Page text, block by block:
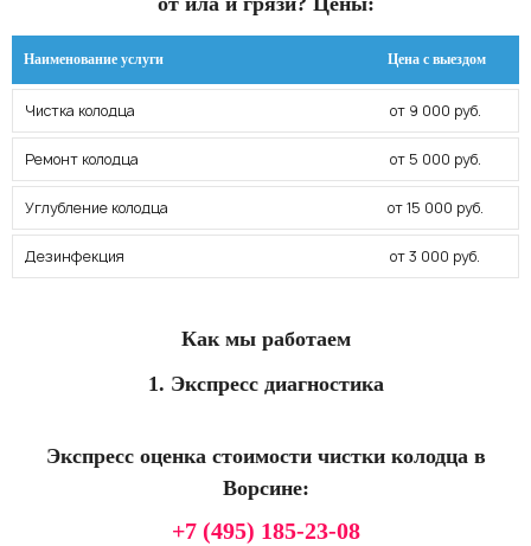
Наименование услуги Цена с выездом
Чистка колодца от 9 000 руб.
Ремонт колодца от 5 000 руб.
Углубление колодца от 15 000 руб.
Дезинфекция от 3 000 руб.
Как мы работаем
1. Экспресс диагностика
Экспресс оценка стоимости чистки колодца в
Ворсине:
+7 (495) 185-23-08